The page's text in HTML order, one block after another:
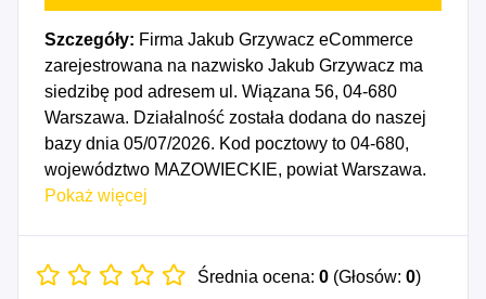
Szczegóły: Firma Jakub Grzywacz eCommerce
zarejestrowana na nazwisko Jakub Grzywacz ma
siedzibę pod adresem ul. Wiązana 56, 04-680
Warszawa. Działalność została dodana do naszej
bazy dnia 05/07/2026. Kod pocztowy to 04-680,
województwo MAZOWIECKIE, powiat Warszawa.
Numer Identyfikacji Podatkowej NIP to
Data rozpoczęcia działalności gospodarczej
Pokaż więcej
Średnia ocena: 0 (Głosów: 0)